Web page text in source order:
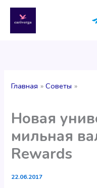
содержимому
Главная Советы
Новая
мильная
Rewards
22.06.2017